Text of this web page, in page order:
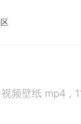
频壁纸 mp4 ,